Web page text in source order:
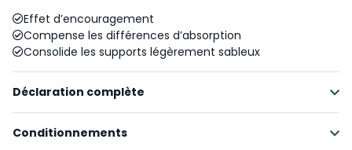
Effet d’encouragement
Compense les différences d’absorption
Consolide les supports légèrement sableux
Déclaration complète
Matières premières renouvelables
Conditionnements